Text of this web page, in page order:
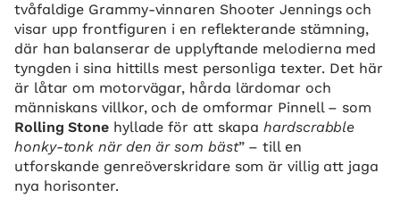
tvåfaldige Grammy-vinnaren Shooter Jennings och
visar upp frontfiguren i en reflekterande stämning,
där han balanserar de upplyftande melodierna med
tyngden i sina hittills mest personliga texter. Det här
är låtar om motorvägar, hårda lärdomar och
människans villkor, och de omformar Pinnell – som
Rolling Stone hyllade för att skapahardscrabble
honky-tonk när den är som bäst” – till en
utforskande genreöverskridare som är villig att jaga
nya horisonter.